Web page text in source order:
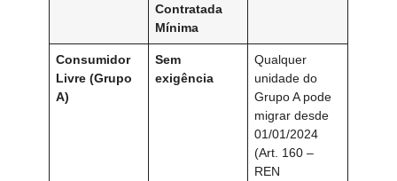
Contratada
Mínima
Consumidor
Livre (Grupo
A)
Sem
exigência
Qualquer
unidade do
Grupo A pode
migrar desde
01/01/2024
(Art. 160 –
REN